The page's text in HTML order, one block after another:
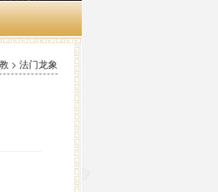
> 法门龙象